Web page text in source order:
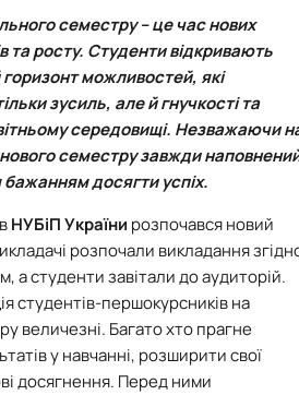
та міжгрупової комунікаці…
«Історія держави і права України»
семестру – це час нових
та росту. Студенти відкривають
можливостей, які
зусиль, але й гнучкості та
середовищі. Незважаючи
семестру завжди
досягти успіх.
НУБіП України розпочався новий
розпочали викладання
а студенти завітали до аудиторій.
студентів-першокурсників на
величезні. Багато хто прагне
у навчанні, розширити свої
досягнення. Перед ними